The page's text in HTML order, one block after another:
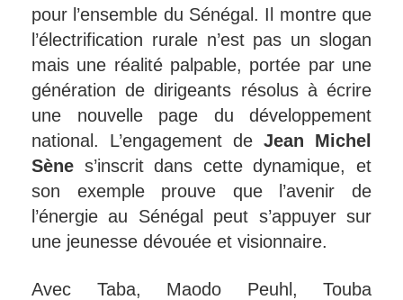
pour l’ensemble du Sénégal. Il montre que
l’électrification rurale n’est pas un slogan
mais une réalité palpable, portée par une
génération de dirigeants résolus à écrire
une nouvelle page du développement
national. L’engagement de Jean Michel
Sène s’inscrit dans cette dynamique, et
son exemple prouve que l’avenir de
l’énergie au Sénégal peut s’appuyer sur
une jeunesse dévouée et visionnaire.
Avec Taba, Maodo Peuhl, Touba